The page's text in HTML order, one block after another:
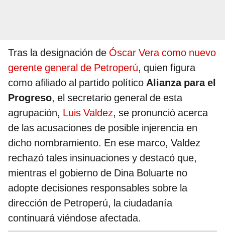
Tras la designación de Óscar Vera como nuevo
gerente general de Petroperú, quien figura
como afiliado al partido político Alianza para el
Progreso, el secretario general de esta
agrupación, Luis Valdez, se pronunció acerca
de las acusaciones de posible injerencia en
dicho nombramiento. En ese marco, Valdez
rechazó tales insinuaciones y destacó que,
mientras el gobierno de Dina Boluarte no
adopte decisiones responsables sobre la
dirección de Petroperú, la ciudadanía
continuará viéndose afectada.